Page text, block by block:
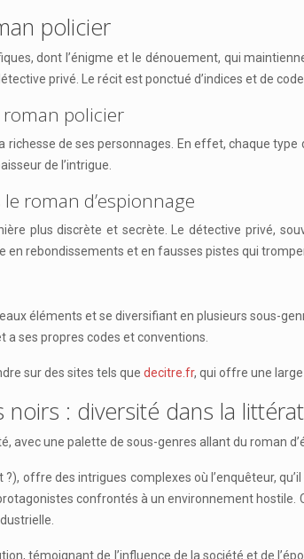
policier
dont l’énigme et le dénouement, qui
privé. Le récit est ponctué d’indices et de
roman policier
richesse de ses personnages. En effet, chaque
de l’intrigue.
roman d’espionnage
plus discrète et secrète. Le détective privé,
en rebondissements et en fausses pistes qui
éléments et se diversifiant en plusieurs sous-
ses propres codes et conventions.
sur des sites tels que decitre.fr, qui offre une
noirs : diversité dans la
avec une palette de sous-genres allant du roman
?), offre des intrigues complexes où l’enquêteur,
confrontés à un environnement
témoignant de l’influence de la société et de